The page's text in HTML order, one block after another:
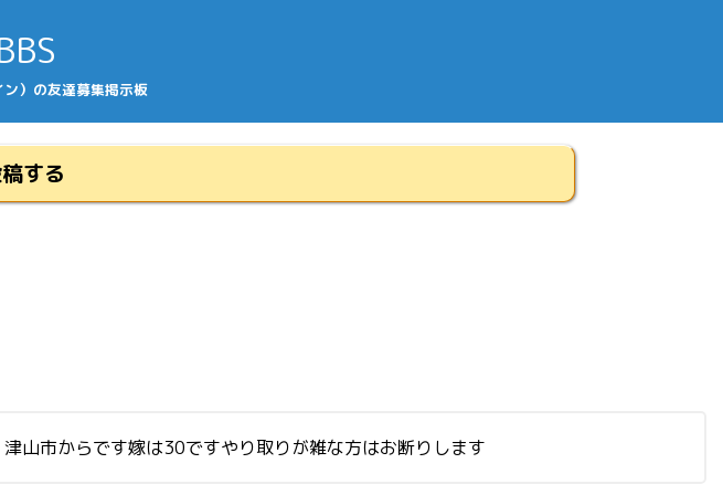
）の友達募集掲示板
する
山市からです嫁は30ですやり取りが雑な方はお断りします